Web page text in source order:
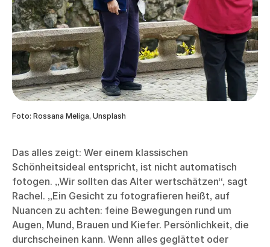
Foto: Rossana Meliga, Unsplash
Das alles zeigt: Wer einem klassischen
Schönheitsideal entspricht, ist nicht automatisch
fotogen. „Wir sollten das Alter wertschätzen“, sagt
Rachel. „Ein Gesicht zu fotografieren heißt, auf
Nuancen zu achten: feine Bewegungen rund um
Augen, Mund, Brauen und Kiefer. Persönlichkeit, die
durchscheinen kann. Wenn alles geglättet oder